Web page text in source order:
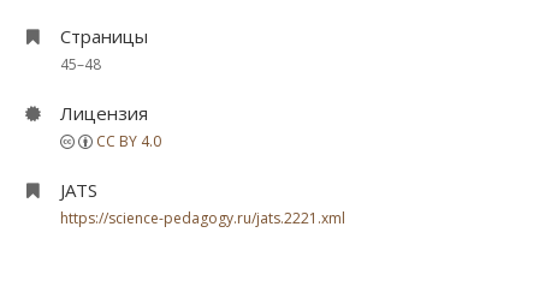
Страницы
45–48
Лицензия
CC BY 4.0
JATS
https://science-pedagogy.ru/jats.2221.xml